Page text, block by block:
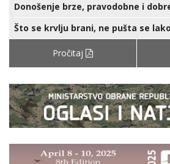
Donošenje brze, pravodobne i
Što se krvlju brani, ne pušta se lako
Pročitaj